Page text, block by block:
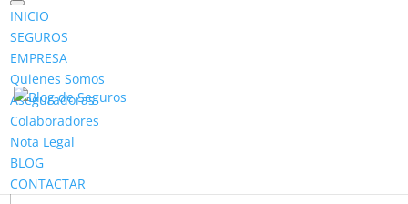
INICIO
SEGUROS
EMPRESA
Quienes Somos
Aseguradoras
Colaboradores
Nota Legal
BLOG
CONTACTAR